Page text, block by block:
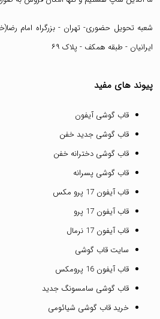
شعبه تحویل حضوری- تهران - بزرگراه امام
ایرانیان - طبقه همکف - پلاک ۶۹
پیوند های مفید
قاب گوشی آیفون
قاب گوشی جدید خفن
قاب گوشی دخترانه خفن
قاب گوشی پسرانه
قاب آیفون 17 پرو مکس
قاب آیفون 17 پرو
قاب آیفون 17 نرمال
سایت قاب گوشی
قاب آیفون 16 پرومکس
قاب گوشی سامسونگ جدید
خرید قاب گوشی شیائومی